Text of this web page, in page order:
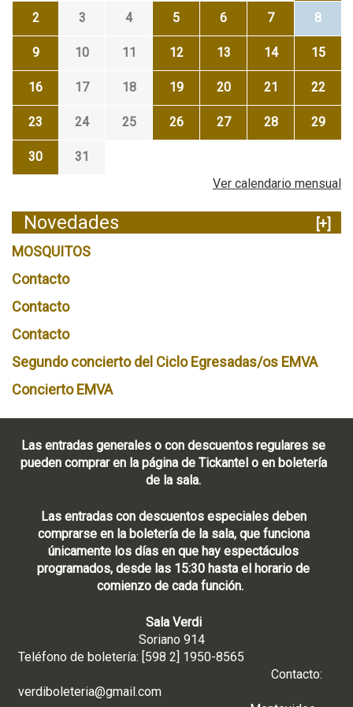
2 3 4 5 6 7 8
9 10 11 12 13 14 15
16 17 18 19 20 21 22
23 24 25 26 27 28 29
30
31
Ver calendario mensual
Novedades
[+]
MOSQUITOS
Contacto
Contacto
Contacto
Segundo concierto del Ciclo Egresadas/os EMVA
Concierto EMVA
Las entradas generales o con descuentos regulares se
pueden comprar en la página de Tickantel o en boletería
de la sala.
Las entradas con descuentos especiales deben
comprarse en la boletería de la sala, que funciona
únicamente los días en que hay espectáculos
programados, desde las 15:30 hasta el horario de
comienzo de cada función.
Sala Verdi
Soriano 914
Teléfono de boletería: [598 2] 1950-8565
Contacto:
verdiboleteria@gmail.com